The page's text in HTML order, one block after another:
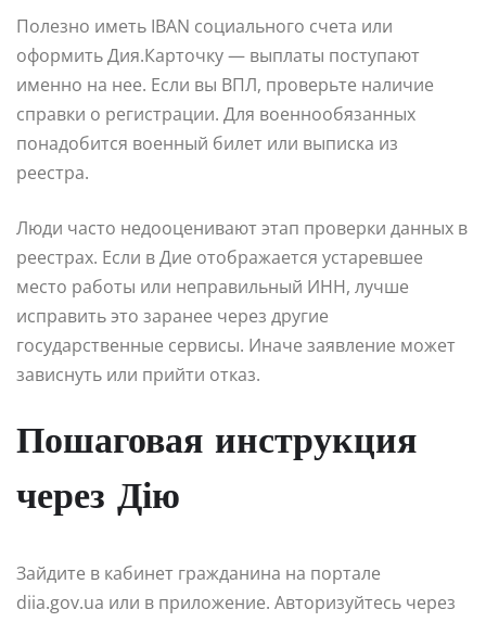
Полезно иметь IBAN социального счета или
оформить Дия.Карточку — выплаты поступают
именно на нее. Если вы ВПЛ, проверьте наличие
справки о регистрации. Для военнообязанных
понадобится военный билет или выписка из
реестра.
Люди часто недооценивают этап проверки данных в
реестрах. Если в Дие отображается устаревшее
место работы или неправильный ИНН, лучше
исправить это заранее через другие
государственные сервисы. Иначе заявление может
зависнуть или прийти отказ.
Пошаговая инструкция
через Дію
Зайдите в кабинет гражданина на портале
diia.gov.ua или в приложение. Авторизуйтесь через